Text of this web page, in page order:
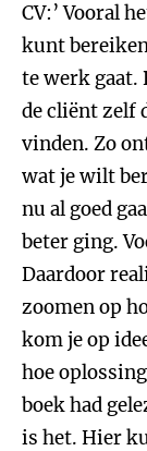
CV:’ Vooral
kunt
te werk
de cliënt zelf
vinden. Zo
wat je wilt
nu al goed
beter ging.
Daardoor
zoomen op
kom je op
hoe
boek had
is het. Hier